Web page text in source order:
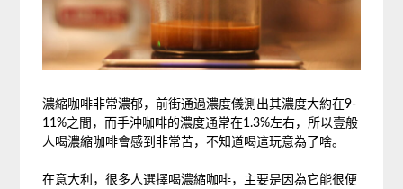
濃縮咖啡非常濃郁，前街通過濃度儀測出其濃度大約在9-
11%之間，而手沖咖啡的濃度通常在1.3%左右，所以壹般
人喝濃縮咖啡會感到非常苦，不知道喝這玩意為了啥。
在意大利，很多人選擇喝濃縮咖啡，主要是因為它能很便